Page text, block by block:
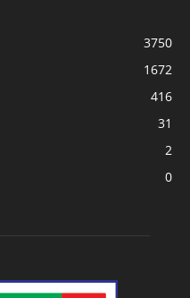
3750
1672
416
31
2
0